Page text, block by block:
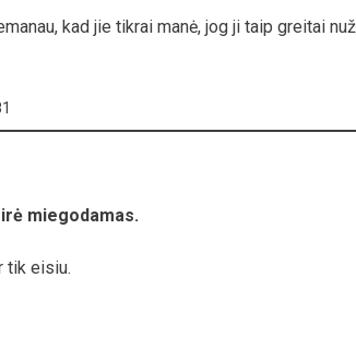
kad jie tikrai manė, jog ji taip greitai
miegodamas.
tik eisiu.